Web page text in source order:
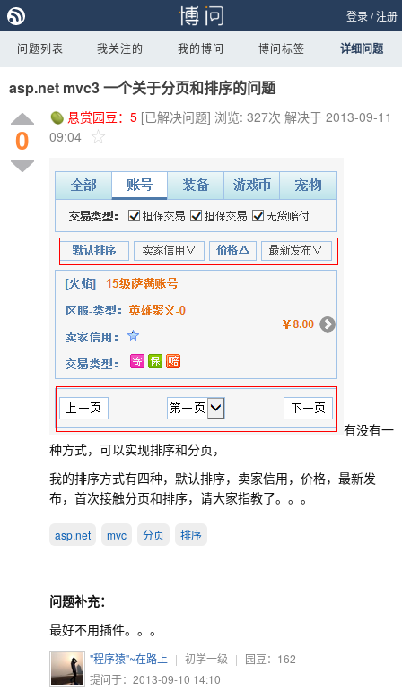
登录/注册
问题列表 我关注的 我的博问 博问标签 详细问题
asp.net mvc3 一个关于分页和排序的问题
0
悬赏园豆： 5 [已解决问题] 浏览: 327次 解决于 2013-09-11
09:04
有没有一
种方式，可以实现排序和分页，
我的排序方式有四种，默认排序，卖家信用，价格，最新发
布，首次接触分页和排序，请大家指教了。。。
asp.net mvc 分页 排序
问题补充：
最好不用插件。。。
"程序猿"~在路上 | 初学一级 | 园豆： 162
提问于：2013-09-10 14:10